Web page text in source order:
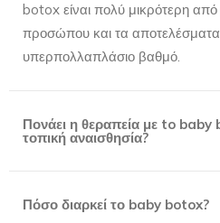
botox είναι πολύ μικρότερη
προσώπου και τα αποτελέσματα
υπερπολλαπλάσιο βαθμό.
Πονάει η θεραπεία με to baby
τοπική αναισθησία?
Πόσο διαρκεί το baby botox?